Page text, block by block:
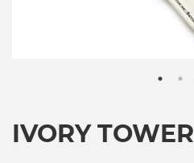
IVORY TOWER